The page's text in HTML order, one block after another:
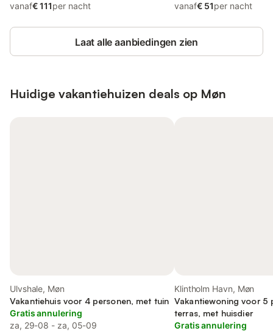
vanaf€ 111per nacht vanaf€ 51per nacht
Laat alle aanbiedingen zien
Huidige vakantiehuizen deals op Møn
Ulvshale, Møn
Vakantiehuis voor 4 personen, met tuin
Gratis annulering
za, 29-08 - za, 05-09
Klintholm Havn, Møn
Vakantiewoning voor 5
terras, met huisdier
Gratis annulering